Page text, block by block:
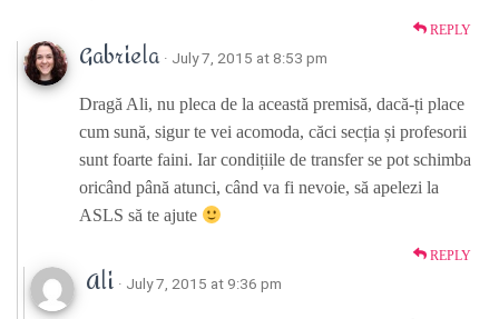
REPLY
Gabriela · July 7, 2015 at 8:53 pm
Dragă Ali, nu pleca de la această premisă, dacă-ți place
cum sună, sigur te vei acomoda, căci secția și profesorii
sunt foarte faini. Iar condițiile de transfer se pot schimba
oricând până atunci, când va fi nevoie, să apelezi la
ASLS să te ajute
REPLY
Ali · July 7, 2015 at 9:36 pm